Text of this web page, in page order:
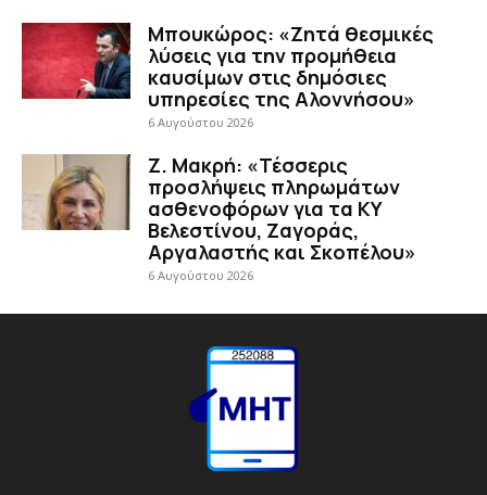
Μπουκώρος: «Ζητά θεσμικές
λύσεις για την προμήθεια
καυσίμων στις δημόσιες
υπηρεσίες της Αλοννήσου»
6 Αυγούστου 2026
Ζ. Μακρή: «Τέσσερις
προσλήψεις πληρωμάτων
ασθενοφόρων για τα ΚΥ
Βελεστίνου, Ζαγοράς,
Αργαλαστής και Σκοπέλου»
6 Αυγούστου 2026